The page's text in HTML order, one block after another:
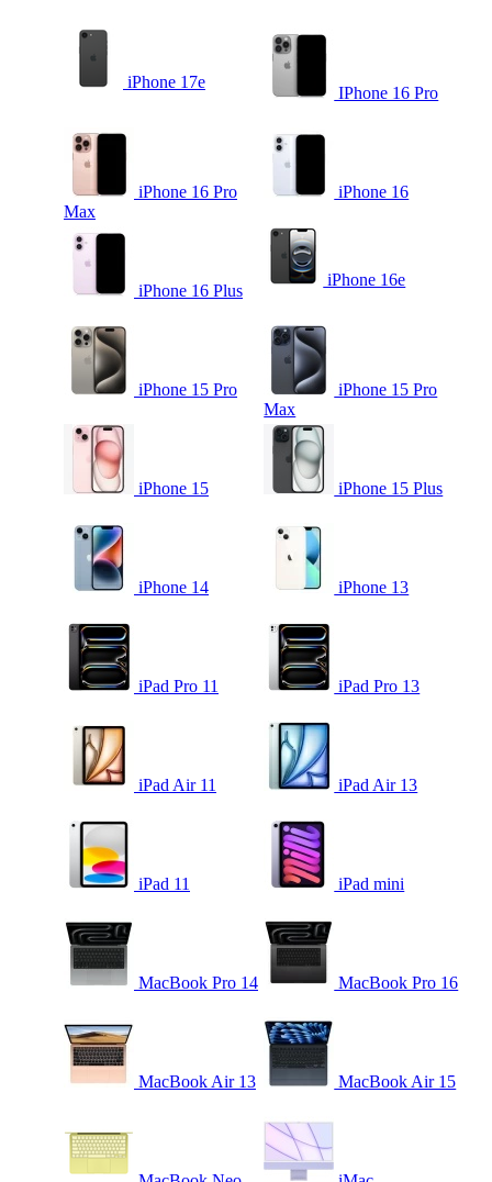
iPhone 17e
IPhone 16 Pro
iPhone 16 Pro
Max
iPhone 16
iPhone 16 Plus
iPhone 16e
iPhone 15 Pro
iPhone 15 Pro
Max
iPhone 15 iPhone 15 Plus
iPhone 14 iPhone 13
iPad Pro 11 iPad Pro 13
iPad Air 11 iPad Air 13
iPad 11 iPad mini
MacBook Pro 14 MacBook Pro 16
MacBook Air 13 MacBook Air 15